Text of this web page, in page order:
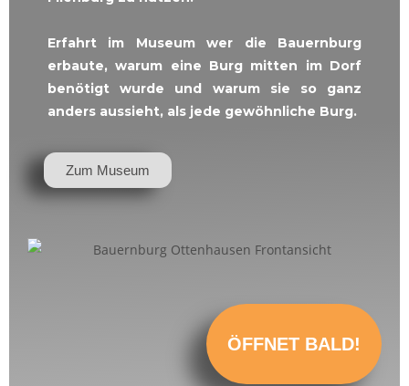
Erfahrt im Museum wer die Bauernburg
erbaute, warum eine Burg mitten im Dorf
benötigt wurde und warum sie so ganz
anders aussieht, als jede gewöhnliche Burg.
Zum Museum
ÖFFNET BALD!